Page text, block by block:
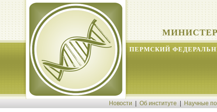
ПЕРМСКИЙ
Новости Об институте Научные